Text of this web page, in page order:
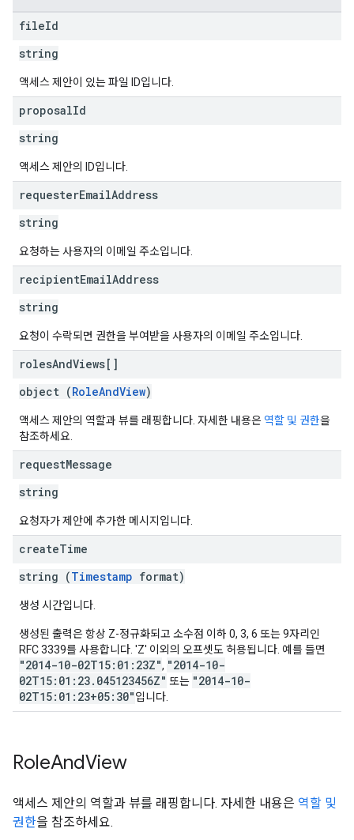
fileId
string
액세스 제안이 있는 파일 ID입니다.
proposalId
string
액세스 제안의 ID입니다.
requesterEmailAddress
string
요청하는 사용자의 이메일 주소입니다.
recipientEmailAddress
string
요청이 수락되면 권한을 부여받을 사용자의 이메일 주소입니다.
rolesAndViews[]
object (RoleAndView)
액세스 제안의 역할과 뷰를 래핑합니다. 자세한 내용은 역할 및 권한을
참조하세요.
requestMessage
string
요청자가 제안에 추가한 메시지입니다.
createTime
string (Timestamp format)
생성 시간입니다.
생성된 출력은 항상 Z-정규화되고 소수점 이하 0, 3, 6 또는 9자리인
RFC 3339를 사용합니다. 'Z' 이외의 오프셋도 허용됩니다. 예를 들면
"2014-10-02T15:01:23Z", "2014-10-
02T15:01:23.045123456Z" 또는 "2014-10-
02T15:01:23+05:30"입니다.
RoleAndView
액세스 제안의 역할과 뷰를 래핑합니다. 자세한 내용은 역할 및
권한을 참조하세요.